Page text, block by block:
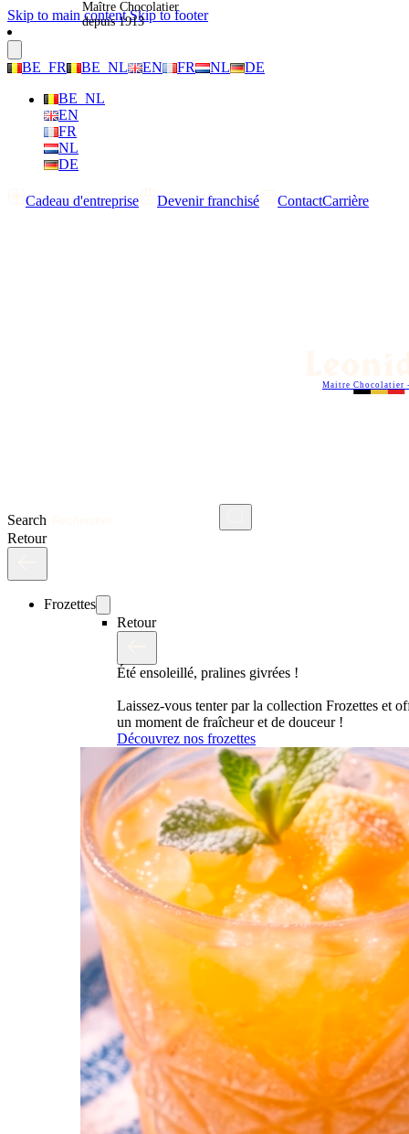
Skip to main content Skip to footer
BE_FR BE_NL EN FR NL
DE
BE_NL
EN
FR
NL
DE
Cadeau d'entreprise Devenir franchisé ContactCarrière
Search
Maitre Chocolatier
Retour
Frozettes
Retour
Été ensoleillé, pralines givrées !
Laissez-vous tenter par la collection Frozettes et
un moment de fraîcheur et de douceur !
Découvrez nos frozettes
Maître Chocolatier
depuis 1913